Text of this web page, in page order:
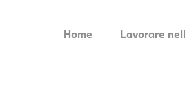
Home Lavorare